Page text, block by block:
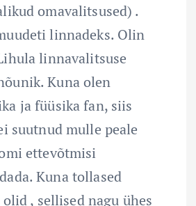
omavalitsused) .
linnadeks. Olin
linnavalitsuse
Kuna olen
ja füüsika fan, siis
suutnud mulle peale
ettevõtmisi
Kuna tollased
, sellised nagu ühes